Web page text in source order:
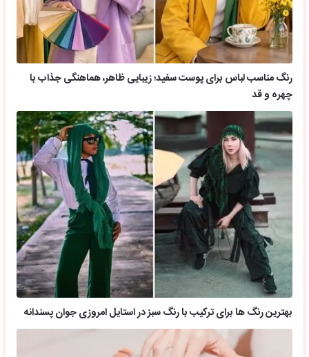
رنگ مناسب لباس برای پوست سفید؛ زیبایی ظاهر، هماهنگی جذاب با
چهره و قد
بهترین رنگ ها برای ترکیب با رنگ سبز در استایل امروزی جوان پسندانه